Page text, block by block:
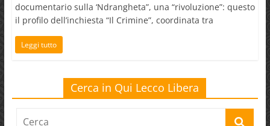
documentario sulla ‘Ndrangheta”, una “rivoluzione”: questo
il profilo dell’inchiesta “Il Crimine”, coordinata tra
Leggi tutto
Cerca in Qui Lecco Libera